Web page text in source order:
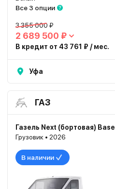
Все 3 опции
3 355 000 ₽
2 689 500 ₽
В кредит от 43 761 ₽ / мес.
Уфа
ГАЗ
Газель Next (бортовая) Base
Грузовик • 2026
В наличии